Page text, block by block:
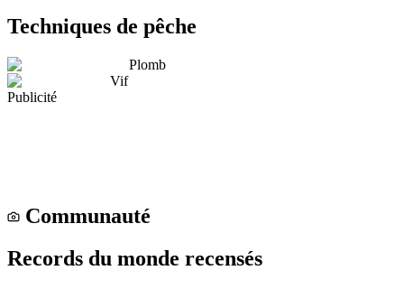
Techniques de pêche
Plomb
Vif
Publicité
Communauté
Records du monde recensés